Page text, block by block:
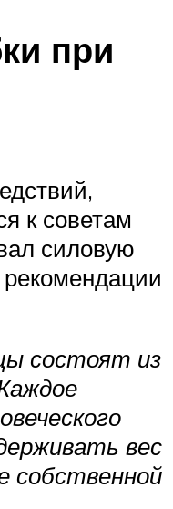
при
к советам
силовую
рекомендации
состоят из
вес
собственной